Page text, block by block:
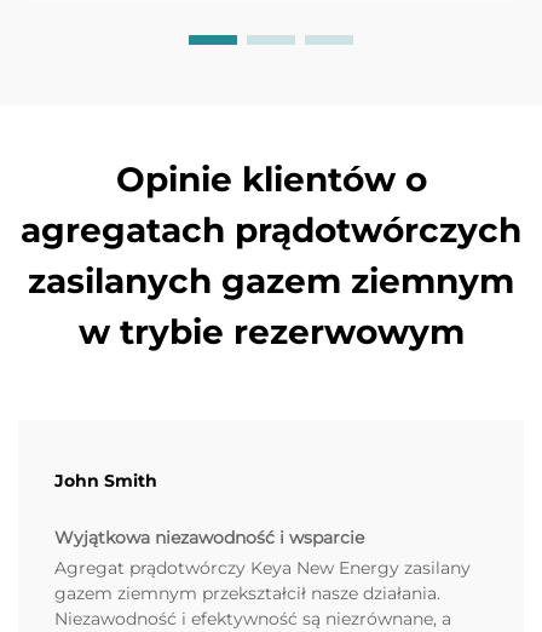
Opinie klientów o
agregatach prądotwórczych
zasilanych gazem ziemnym
w trybie rezerwowym
John Smith
Wyjątkowa niezawodność i wsparcie
Agregat prądotwórczy Keya New Energy zasilany
gazem ziemnym przekształcił nasze działania.
Niezawodność i efektywność są niezrównane, a